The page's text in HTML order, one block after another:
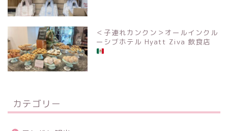
＜子連れカンクン＞オールインクル
ーシブホテル Hyatt Ziva 飲食店
カテゴリー